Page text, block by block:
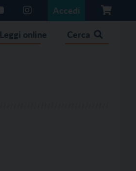
Accedi
Leggi online Cerca